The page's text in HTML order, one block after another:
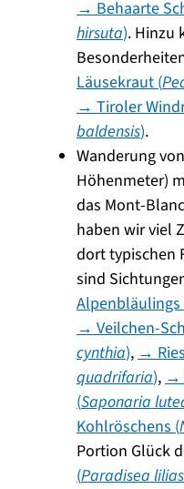
→ Behaarte
hirsuta). Hinzu
Läusekraut (
→ Tiroler
baldensis).
Wanderung
Höhenmeter)
das Mont-
haben wir viel
dort typischen
sind
Alpenbläulings
→ Veilchen-
cynthia),→
quadrifaria),→
(Saponaria
Kohlröschens (
Portion Glück
(Paradisea